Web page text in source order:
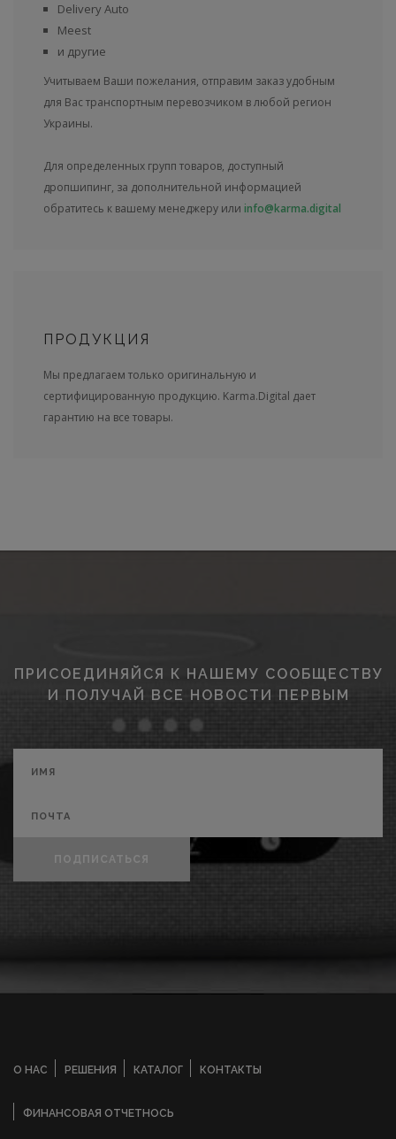
Delivery Auto
Meest
и другие
Учитываем Ваши пожелания, отправим заказ удобным
для Вас транспортным перевозчиком в любой регион
Украины.
Для определенных групп товаров, доступный
дропшипинг, за дополнительной информацией
обратитесь к вашему менеджеру или info@karma.digital
ПРОДУКЦИЯ
Мы предлагаем только оригинальную и
сертифицированную продукцию. Karma.Digital дает
гарантию на все товары.
ПРИСОЕДИНЯЙСЯ К НАШЕМУ СООБЩЕСТВУ
И ПОЛУЧАЙ ВСЕ НОВОСТИ ПЕРВЫМ
ПОДПИСАТЬСЯ
О НАС РЕШЕНИЯ КАТАЛОГ КОНТАКТЫ
ФИНАНСОВАЯ ОТЧЕТНОСЬ